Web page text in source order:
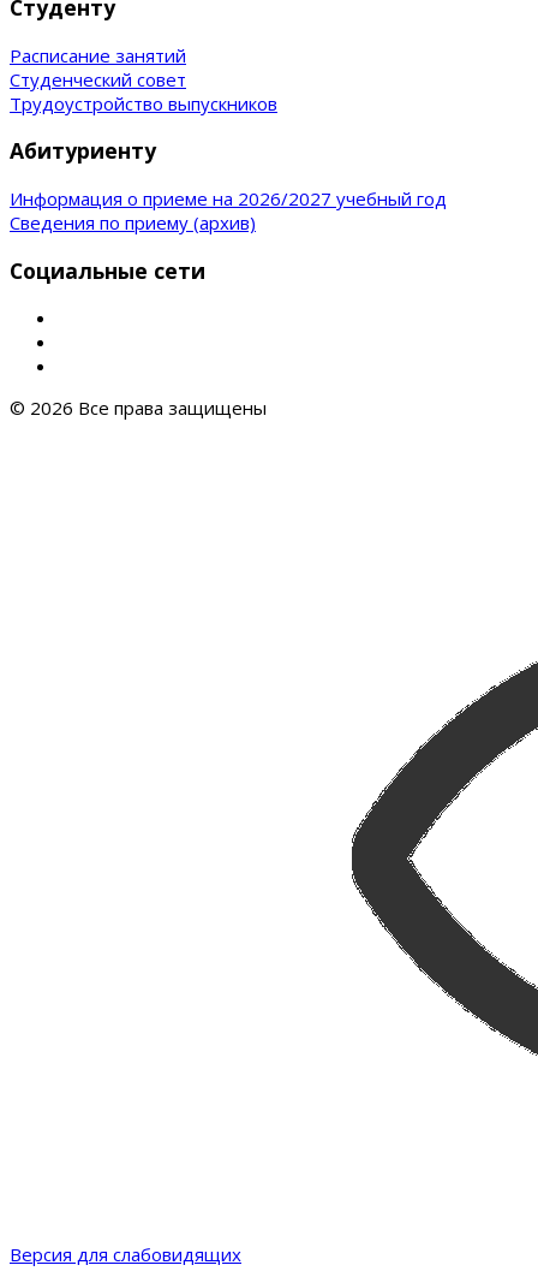
Студенту
Расписание занятий
Студенческий совет
Трудоустройство выпускников
Абитуриенту
Информация о приеме на 2026/2027 учебный год
Сведения по приему (архив)
Социальные сети
© 2026 Все права защищены
Версия для слабовидящих